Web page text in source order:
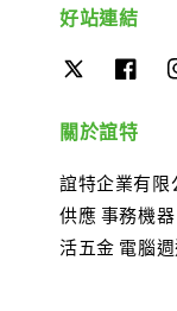
好站連結
關於誼特
誼特企業有限
供應 事務機
活五金 電腦